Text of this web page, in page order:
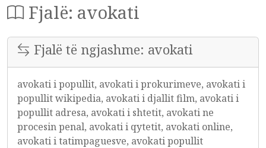
Fjalë: avokati
Fjalë të ngjashme: avokati
avokati i popullit, avokati i prokurimeve, avokati i
popullit wikipedia, avokati i djallit film, avokati i
popullit adresa, avokati i shtetit, avokati ne
procesin penal, avokati i qytetit, avokati online,
avokati i tatimpaguesve, avokati popullit